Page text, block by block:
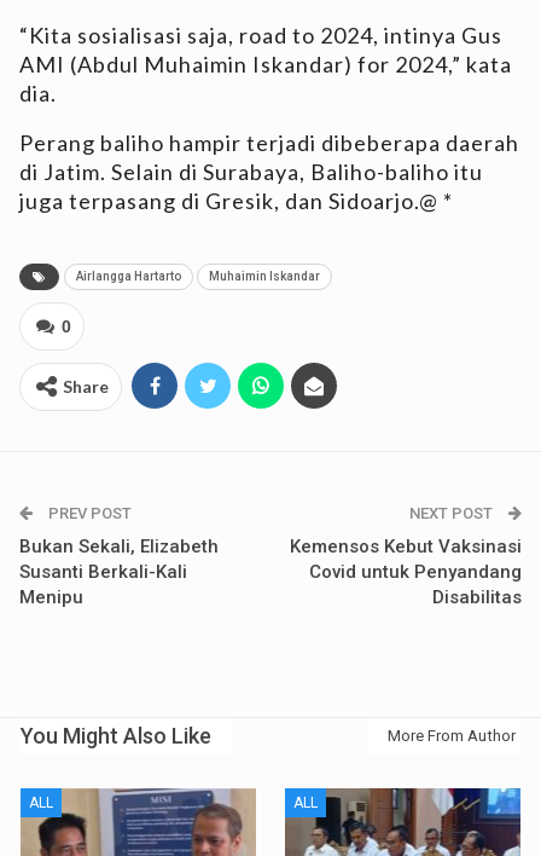
“Kita sosialisasi saja, road to 2024, intinya Gus
AMI (Abdul Muhaimin Iskandar) for 2024,” kata
dia.
Perang baliho hampir terjadi dibeberapa daerah
di Jatim. Selain di Surabaya, Baliho-baliho itu
juga terpasang di Gresik, dan Sidoarjo.@ *
Airlangga Hartarto Muhaimin Iskandar
0
Share
PREV POST
Bukan Sekali, Elizabeth
Susanti Berkali-Kali
Menipu
NEXT POST
Kemensos Kebut Vaksinasi
Covid untuk Penyandang
Disabilitas
You Might Also Like More From Author
ALL ALL